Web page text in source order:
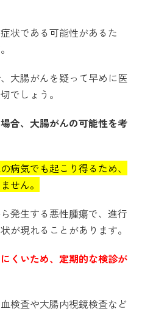
状である可能性があるた
大腸がんを疑って早めに医
でしょう。
合、大腸がんの可能性を考
病気でも起こり得るため、
せん。
発生する悪性腫瘍で、進行
が現れることがあります。
くいため、定期的な検診が
検査や大腸内視鏡検査など